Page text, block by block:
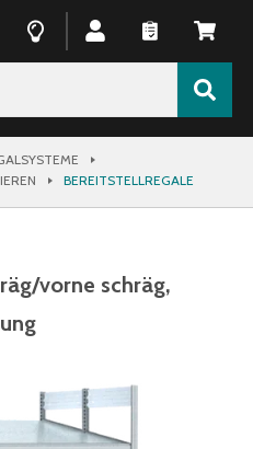
BEREITSTELLREGALE
vorne schräg,